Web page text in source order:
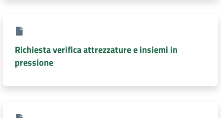
DATI
AMBIENTALI
Seguici
Richiesta verifica attrezzature e insiemi in
pressione